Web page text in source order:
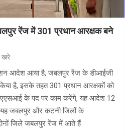
रेंज में 301 प्रधान आरक्षक बने
खरे
आदेश आया है, जबलपुर रेंज के डीआईजी
है, इसके तहत 301 प्रधान आरक्षकों को
एएसआई के पद पर काम करेंगे, यह आदेश 12
जबलपुर और कटनी जिलों के
दोनों जिले जबलपुर रेंज में आते हैं